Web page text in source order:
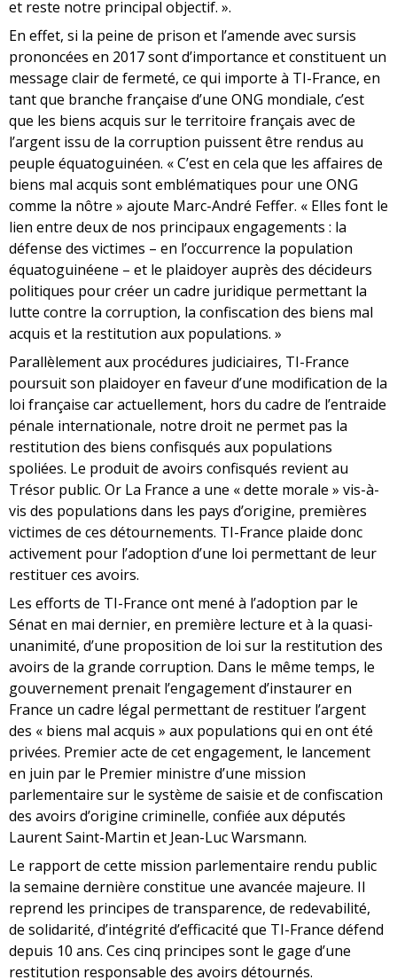
et reste notre principal objectif. ».
En effet, si la peine de prison et l’amende avec sursis
prononcées en 2017 sont d’importance et constituent un
message clair de fermeté, ce qui importe à TI-France, en
tant que branche française d’une ONG mondiale, c’est
que les biens acquis sur le territoire français avec de
l’argent issu de la corruption puissent être rendus au
peuple équatoguinéen. « C’est en cela que les affaires de
biens mal acquis sont emblématiques pour une ONG
comme la nôtre » ajoute Marc-André Feffer. « Elles font le
lien entre deux de nos principaux engagements : la
défense des victimes – en l’occurrence la population
équatoguinéene – et le plaidoyer auprès des décideurs
politiques pour créer un cadre juridique permettant la
lutte contre la corruption, la confiscation des biens mal
acquis et la restitution aux populations. »
Parallèlement aux procédures judiciaires, TI-France
poursuit son plaidoyer en faveur d’une modification de la
loi française car actuellement, hors du cadre de l’entraide
pénale internationale, notre droit ne permet pas la
restitution des biens confisqués aux populations
spoliées. Le produit de avoirs confisqués revient au
Trésor public. Or La France a une « dette morale » vis-à-
vis des populations dans les pays d’origine, premières
victimes de ces détournements. TI-France plaide donc
activement pour l’adoption d’une loi permettant de leur
restituer ces avoirs.
Les efforts de TI-France ont mené à l’adoption par le
Sénat en mai dernier, en première lecture et à la quasi-
unanimité, d’une proposition de loi sur la restitution des
avoirs de la grande corruption. Dans le même temps, le
gouvernement prenait l’engagement d’instaurer en
France un cadre légal permettant de restituer l’argent
des « biens mal acquis » aux populations qui en ont été
privées. Premier acte de cet engagement, le lancement
en juin par le Premier ministre d’une mission
parlementaire sur le système de saisie et de confiscation
des avoirs d’origine criminelle, confiée aux députés
Laurent Saint-Martin et Jean-Luc Warsmann.
Le rapport de cette mission parlementaire rendu public
la semaine dernière constitue une avancée majeure. Il
reprend les principes de transparence, de redevabilité,
de solidarité, d’intégrité d’efficacité que TI-France défend
depuis 10 ans. Ces cinq principes sont le gage d’une
restitution responsable des avoirs détournés.